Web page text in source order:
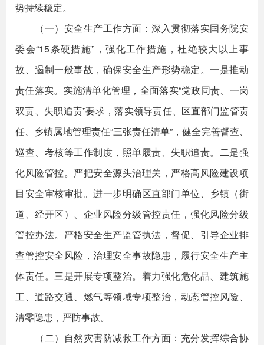
势持续稳定。
（一）安全生产工作方面：深入贯彻落实国务院安
委会“15条硬措施”，强化工作措施，杜绝较大以上事
故、遏制一般事故，确保安全生产形势稳定。一是推动
责任落实。实施清单化管理，全面落实“党政同责、一岗
双责、失职追责”要求，落实领导责任、区直部门监管责
任、乡镇属地管理责任“三张责任清单”，健全完善督查、
巡查、考核等工作制度，照单履责、失职追责。二是强
化风险管控。严把安全源头治理关，严格高风险建设项
目安全审核审批。进一步明确区直部门单位、乡镇（街
道、经开区）、企业风险分级管控责任，强化风险分级
管控办法。严格安全生产监管执法，督促、引导企业排
查管控安全风险，治理安全事故隐患，履行安全生产主
体责任。三是开展专项整治。着力强化危化品、建筑施
工、道路交通、燃气等领域专项整治，动态管控风险、
清零隐患，严防事故。
（二）自然灾害防减救工作方面：充分发挥综合协